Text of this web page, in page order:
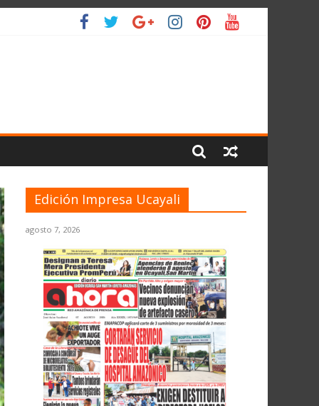
Edición Impresa Ucayali
agosto 7, 2026